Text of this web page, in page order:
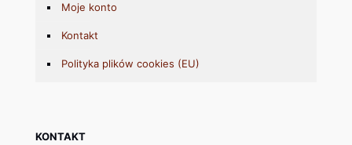
Moje konto
Kontakt
Polityka plików cookies (EU)
KONTAKT